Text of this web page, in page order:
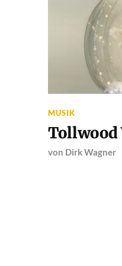
MUSIK
Tollwood
von Dirk Wagner